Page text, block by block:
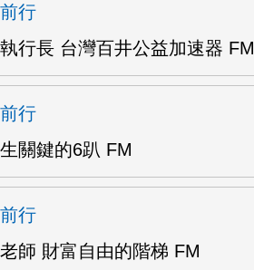
行
行長 台灣百井公益加速器 FM
行
關鍵的6趴 FM
行
師 財富自由的階梯 FM